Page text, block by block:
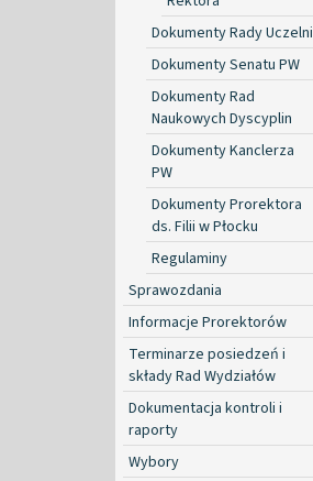
Dokumenty Rady Uczelni
Dokumenty Senatu PW
Dokumenty Rad
Naukowych Dyscyplin
Dokumenty Kanclerza
PW
Dokumenty Prorektora
ds. Filii w Płocku
Regulaminy
Sprawozdania
Informacje Prorektorów
Terminarze posiedzeń i
składy Rad Wydziałów
Dokumentacja kontroli i
raporty
Wybory